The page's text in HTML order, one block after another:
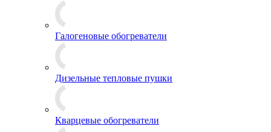
Галогеновые обогреватели
Дизельные тепловые пушки
Кварцевые обогреватели